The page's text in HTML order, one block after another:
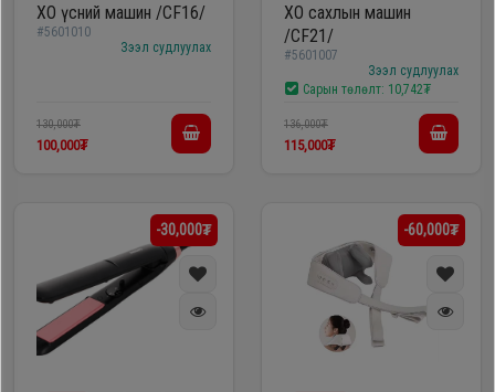
XO үсний машин /CF16/
#5601010
Зээл судлуулах
130,000₮
100,000₮
XO сахлын машин
/CF21/
#5601007
Зээл судлуулах
Сарын төлөлт: 10,742₮
136,000₮
115,000₮
-30,000₮ -60,000₮